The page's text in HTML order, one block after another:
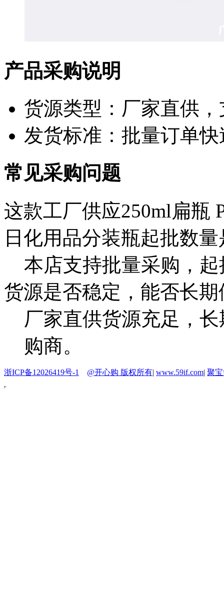
产品采购说明
货源类型：厂家直供
发货标准：批量订单
常见采购问题
这款工厂供应250ml扁瓶
日化用品分装瓶起批数
本店支持批量采购，
货源是否稳定，能否长期
厂家直供货源充足，
购商。
浙ICP备12026419号-1 @开心购 版权所有| www.59if.com| 聚